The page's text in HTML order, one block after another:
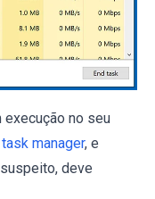
no seu
task manager, e
deve